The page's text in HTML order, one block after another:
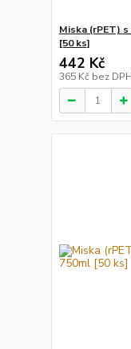
Miska (rPET)
[50 ks]
442 Kč
365 Kč bez DPH